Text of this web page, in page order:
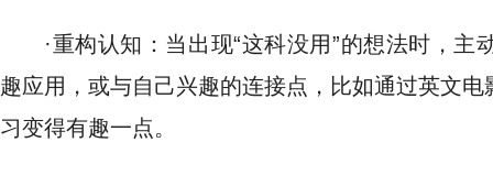
·重构认知：当出现“这科没用”的想法时，
趣应用，或与自己兴趣的连接点，比如通过英文
习变得有趣一点。